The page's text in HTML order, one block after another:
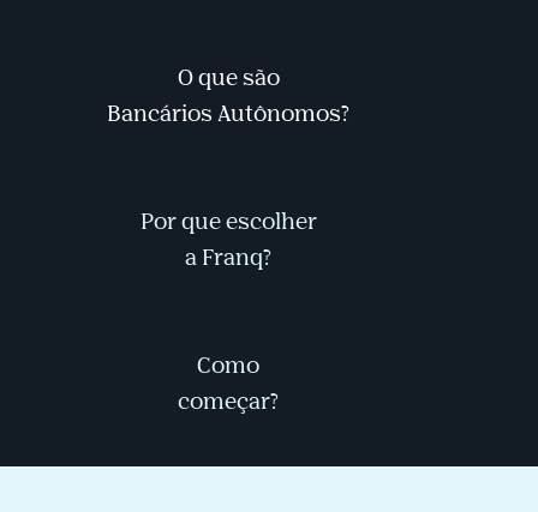
O que são
Bancários Autônomos?
Por que escolher
a Franq?
Como
começar?
escolher a